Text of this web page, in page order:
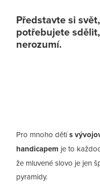
Představte si
potřebujete
nerozumí.
Pro mnoho dětís
handicapem je to
že mluvené slovo je jen
pyramidy.